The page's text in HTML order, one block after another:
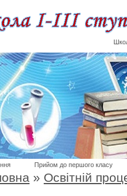
Прийом до першого класу
» Освітній